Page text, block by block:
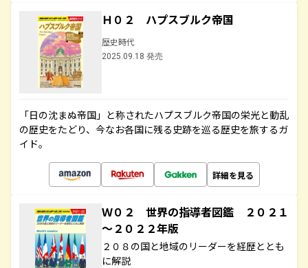
Ｈ０２ ハプスブルク帝国
歴史時代
2025.09.18 発売
「日の沈まぬ帝国」と称されたハプスブルク帝国の栄光と動乱
の歴史をたどり、今なお各国に残る史跡を巡る歴史を旅するガ
イド。
詳細を見る
Ｗ０２ 世界の指導者図鑑 ２０２１
～２０２２年版
２０８の国と地域のリーダーを経歴ととも
に解説